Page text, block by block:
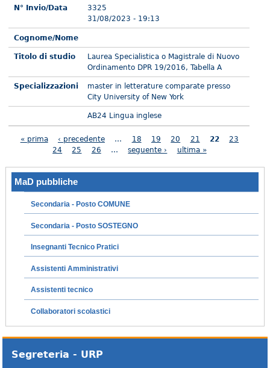
N° Invio/Data
3325
31/08/2023 - 19:13
Cognome/Nome
Titolo di studio
Laurea Specialistica o Magistrale di Nuovo
Ordinamento DPR 19/2016, Tabella A
Specializzazioni
master in letterature comparate presso
City University of New York
AB24 Lingua inglese
Pagine
« prima ‹ precedente … 18 19 20 21 22
23
24
25 26 … seguente › ultima »
MaD pubbliche
Secondaria - Posto COMUNE
Secondaria - Posto SOSTEGNO
Insegnanti Tecnico Pratici
Assistenti Amministrativi
Assistenti tecnico
Collaboratori scolastici
Segreteria - URP